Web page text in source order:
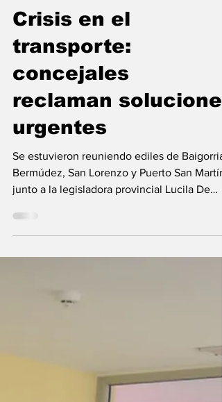
26 may 2023
Transporte
Crisis en el
transporte:
concejales
reclaman
urgentes
Bermúdez, San Lorenzo y Puerto San Martín
junto a la legisladora provincial Lucila De
Ponti...